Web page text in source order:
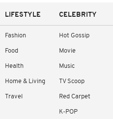
LIFESTYLE
Fashion
Food
Health
Home & Living
Travel
CELEBRITY
Hot Gossip
Movie
Music
TV Scoop
Red Carpet
K-POP